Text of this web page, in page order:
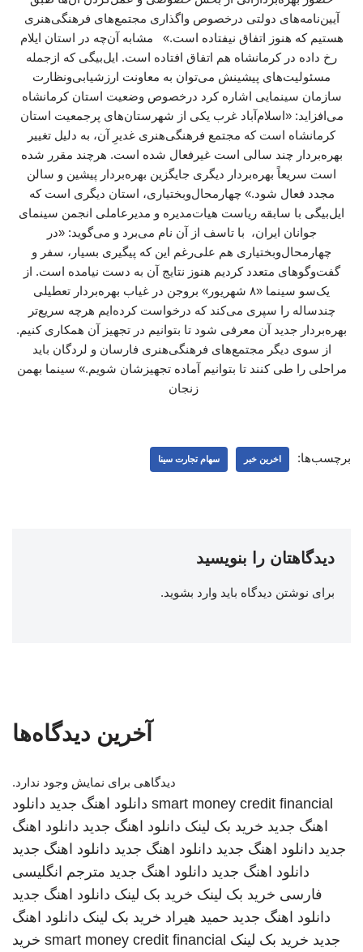
آیین‌نامه‌های دولتی درخصوص واگذاری مجتمع‌های فرهنگی‌هنری
هستیم که هنوز اتفاق نیفتاده است.» مشابه آن‌چه در استان ایلام
رخ داده در کرمانشاه هم اتفاق افتاده است. ایل‌بیگی که ازجمله
مسئولیت‌های پیشینش می‌توان به معاونت ارزشیابی‌ونظارت
سازمان سینمایی اشاره کرد درخصوص وضعیت استان کرمانشاه
می‌افزاید: «اسلام‌آباد غرب یکی از شهرستان‌های پرجمعیت استان
کرمانشاه است که مجتمع فرهنگی‌هنری غدیرِ آن، به دلیل تغییر
بهره‌بردار چند سالی است غیرفعال شده است. هرچند مقرر شده
است سریعاً بهره‌بردار دیگری جایگزین بهره‌بردار پیشین و سالن
مجدد فعال شود.» چهارمحال‌وبختیاری، استان دیگری است که
ایل‌بیگی با سابقه ریاست هیات‌مدیره و مدیرعاملی انجمن سینمای
جوانان ایران، با تاسف از آن نام می‌برد و می‌گوید: «در
چهارمحال‌وبختیاری هم علی‌رغم این که پیگیری بسیار، سفر و
گفت‌وگوهای متعدد کردیم هنوز نتایج آن به دست نیامده است. از
یک‌سو سینما «۸ شهریور» بروجن در غیاب بهره‌بردار تعطیلی
چندساله را سپری می‌کند که درخواست کرده‌ایم هرچه سریع‌تر
بهره‌بردار جدید آن معرفی شود تا بتوانیم در تجهیز آن همکاری کنیم.
از سوی دیگر مجتمع‌های فرهنگی‌هنری فارسان و لردگان باید
مراحلی را طی کنند تا بتوانیم آماده تجهیزشان شویم.» سینما بهمن
زنجان
برچسب‌ها: اخرین خبر سهام تجارت سینا
دیدگاهتان را بنویسید
برای نوشتن دیدگاه باید وارد بشوید.
آخرین دیدگاه‌ها
دیدگاهی برای نمایش وجود ندارد.
smart money credit financial دانلود اهنگ جدید دانلود
اهنگ جدید خرید بک لینک دانلود اهنگ جدید دانلود اهنگ
جدید دانلود اهنگ جدید دانلود اهنگ جدید دانلود اهنگ جدید
دانلود اهنگ جدید دانلود اهنگ جدید مترجم انگلیسی
فارسی خرید بک لینک خرید بک لینک دانلود اهنگ جدید
دانلود اهنگ جدید حمید هیراد خرید بک لینک دانلود اهنگ
جدید خرید بک لینک smart money credit financial خرید